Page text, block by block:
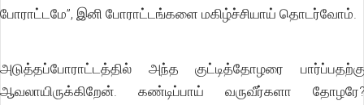
போராட்டமே”, இனி போராட்டங்களை மகிழ்ச்சியாய் தொடர்வோம்.
அடுத்தப்போராட்டத்தில் அந்த குட்டித்தோழரை
ஆவலாயிருக்கிறேன். கண்டிப்பாய் வருவீர்களா